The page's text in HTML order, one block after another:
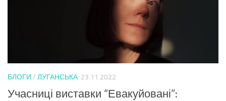
БЛОГИ / ЛУГАНСЬКА 23.11.2022
Учасниці виставки “Евакуйовані”: